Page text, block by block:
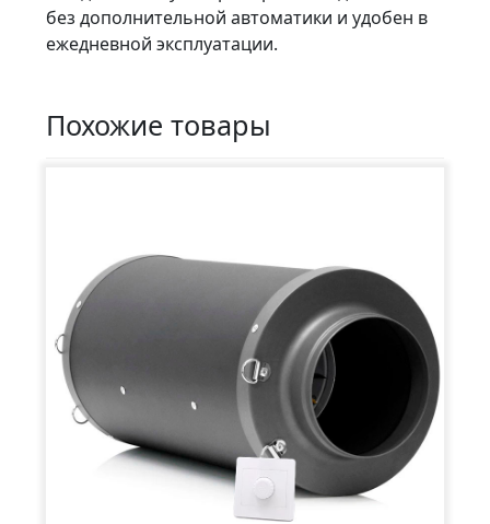
без дополнительной автоматики и удобен в
ежедневной эксплуатации.
Похожие товары